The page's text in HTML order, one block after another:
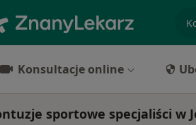
Konsultacje online
sportowe specjaliści w